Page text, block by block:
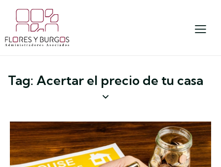
Tag: Acertar el precio de tu casa